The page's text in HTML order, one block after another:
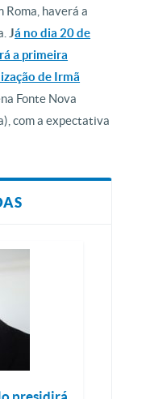
Roma, haverá a
Já no dia 20 de
a primeira
de Irmã
Fonte Nova
com a expectativa